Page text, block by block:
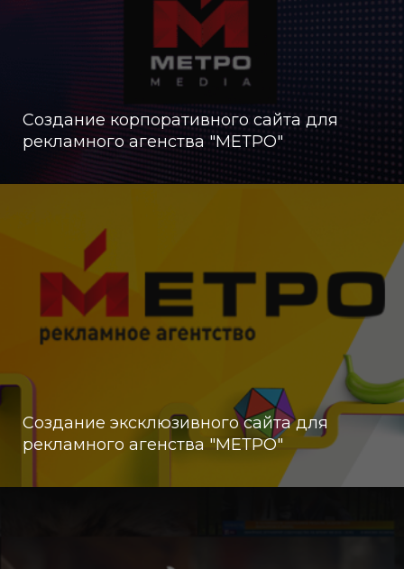
Создание корпоративного сайта для
рекламного агенства "МЕТРО"
Создание эксклюзивного сайта для
рекламного агенства "МЕТРО"